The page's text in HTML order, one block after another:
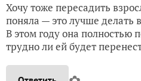
Хочу тоже пересадить
поняла — это лучше делать
В этом году она
трудно ли ей будет